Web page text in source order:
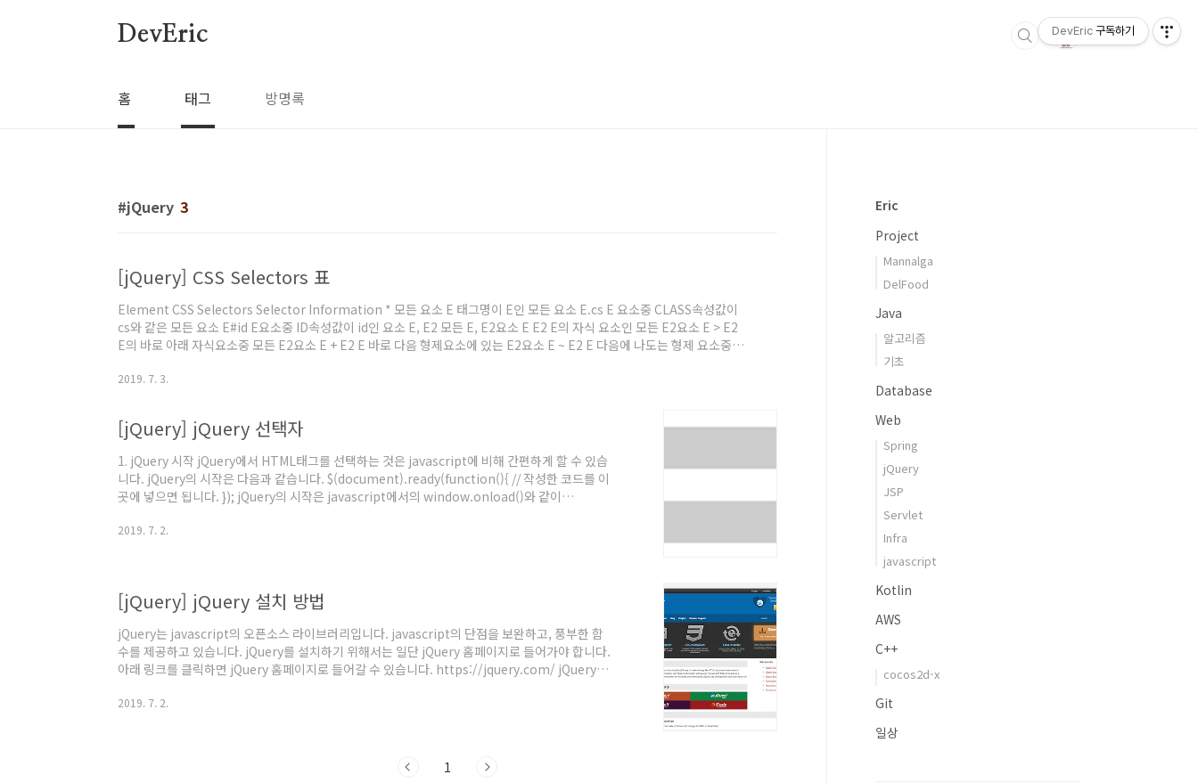
DevEric
홈 태그 방명록
jQuery 3
[jQuery] CSS Selectors 표
Element CSS Selectors Selector Information * 모든 요소 E 태그명이 E인 모든 요소 E.cs E 요소중 CLASS속성값이
cs와 같은 모든 요소 E#id E요소중 ID속성값이 id인 요소 E, E2 모든 E, E2요소 E E2 E의 자식 요소인 모든 E2요소 E > E2
E의 바로 아래 자식요소중 모든 E2요소 E + E2 E 바로 다음 형제요소에 있는 E2요소 E ~ E2 E 다음에 나도는 형제 요소중
= value ] attr 속성의 값이 vlaue인 모든 E 요소들 E[ attr ^= value ..
2019. 7. 3.
[jQuery] jQuery 선택자
1. jQuery 시작 jQuery에서 HTML태그를 선택하는 것은 javascript에 비해 간편하게 할 수 있습
니다. jQuery의 시작은 다음과 같습니다. $(document).ready(function(){ // 작성한 코드를 이
곳에 넣으면 됩니다. }); jQuery의 시작은 javascript에서의 window.onload()와 같이
하는 이벤트입니다. 위 코드를 다음 같이도 줄일 수 있습니다. $(function(){ // 이곳에 작성한 코
2019. 7. 2.
[jQuery] jQuery 설치 방법
jQuery는 javascript의 오픈소스 라이브러리입니다. javascript의 단점을 보완하고, 풍부한 함
수를 제공하고 있습니다. jQuery를 설치하기 위해서는 일단 jQuery 홈페이지로 들어가야 합니다.
아래 링크를 클릭하면 jQuery 홈페이지로 들어갈 수 있습니다. https://jquery.com/ jQuery
things like HTML document traversal and manipulation, event handling,
2019. 7. 2.
1
Eric
Project
Mannalga
DelFood
Java
알고리즘
기초
Database
Web
Spring
jQuery
JSP
Servlet
Infra
javascript
Kotlin
AWS
C++
cocos2d-x
Git
일상
DevEric 구독하기